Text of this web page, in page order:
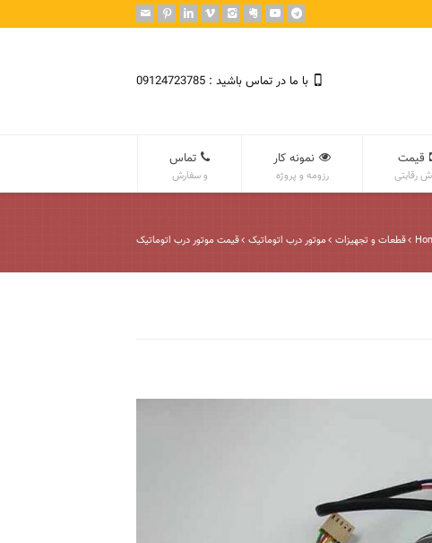
با ما در تماس باشید : 09124723785
قیمت
رقابتی
نمونه کار
رزومه و پروژه
تماس
و سفارش
قطعات و تجهیزات موتور درب اتوماتیک قیمت موتور درب اتوماتیک